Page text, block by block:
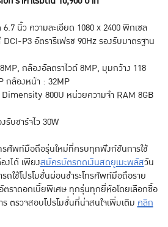
นิ้ว ความละเอียด 1080 x 2400 พิกเซล
P3 อัตรารีเฟรช 90Hz รองรับมาตรฐาน
กล้องอัลตราไวด์ 8MP, มุมกว้าง 118
กล้องหน้า : 32MP
800U หน่วยความจำ RAM 8GB
บชาร์จไว 30W
ศัพท์มือถือรุ่นใหม่ที่ครบทุกฟังก์ชันการใช้
งได้ เพียงสมัครบัตรกดเงินสดยูเมะพลัสวัน
ถใช้โปรโมชั่นผ่อนชำระโทรศัพท์มือถือราย
ราดอกเบี้ยพิเศษ ทุกรุ่นทุกยี่ห้อโดยเลือกซื้อ
ตรวจสอบโปรโมชั่นที่น่าสนใจเพิ่มเติมคลิก